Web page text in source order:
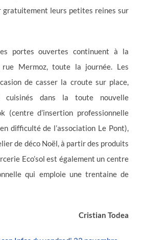
gratuitement leurs petites reines sur
portes ouvertes continuent à la
rue Mermoz, toute la journée. Les
de casser la croute sur place,
cuisinés dans la toute nouvelle
(centre d’insertion professionnelle
difficulté de l’association Le Pont),
de déco Noël, à partir des produits
Eco’sol est également un centre
qui emploie une trentaine de
Cristian Todea